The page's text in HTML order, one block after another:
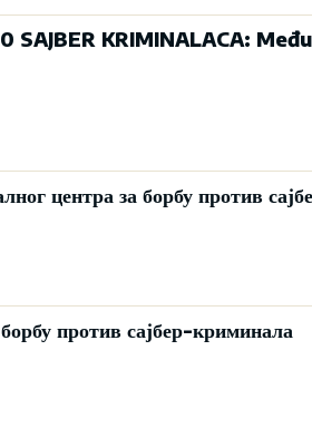
SAJBER KRIMINALACA:
центра за борбу против
против сајбер-криминала